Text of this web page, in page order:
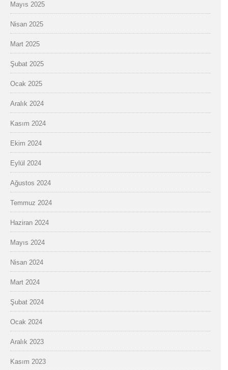
Mayıs 2025
Nisan 2025
Mart 2025
Şubat 2025
Ocak 2025
Aralık 2024
Kasım 2024
Ekim 2024
Eylül 2024
Ağustos 2024
Temmuz 2024
Haziran 2024
Mayıs 2024
Nisan 2024
Mart 2024
Şubat 2024
Ocak 2024
Aralık 2023
Kasım 2023